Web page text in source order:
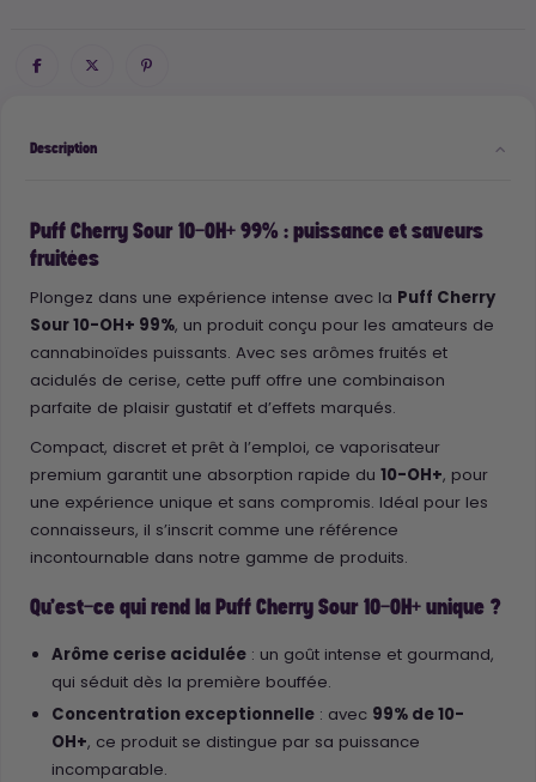
Description
Puff Cherry Sour 10-OH+ 99% : puissance et saveurs
fruitées
Plongez dans une expérience intense avec la Puff Cherry
Sour 10-OH+ 99%, un produit conçu pour les amateurs de
cannabinoïdes puissants. Avec ses arômes fruités et
acidulés de cerise, cette puff offre une combinaison
parfaite de plaisir gustatif et d’effets marqués.
Compact, discret et prêt à l’emploi, ce vaporisateur
premium garantit une absorption rapide du 10-OH+, pour
une expérience unique et sans compromis. Idéal pour les
connaisseurs, il s’inscrit comme une référence
incontournable dans notre gamme de produits.
Qu’est-ce qui rend la Puff Cherry Sour 10-OH+ unique ?
Arôme cerise acidulée : un goût intense et gourmand,
qui séduit dès la première bouffée.
Concentration exceptionnelle : avec 99% de 10-
OH+, ce produit se distingue par sa puissance
incomparable.